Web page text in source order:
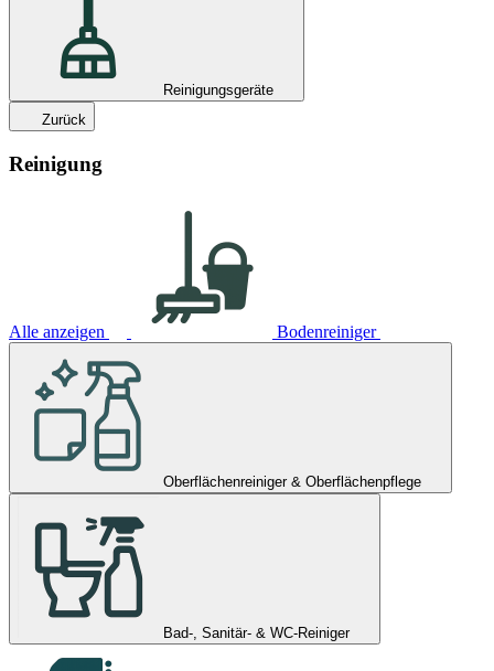
Reinigungsgeräte
Zurück
Reinigung
Alle anzeigen Bodenreiniger
Oberflächenreiniger & Oberflächenpflege
Bad-, Sanitär- & WC-Reiniger